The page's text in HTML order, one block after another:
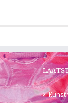
Kunst